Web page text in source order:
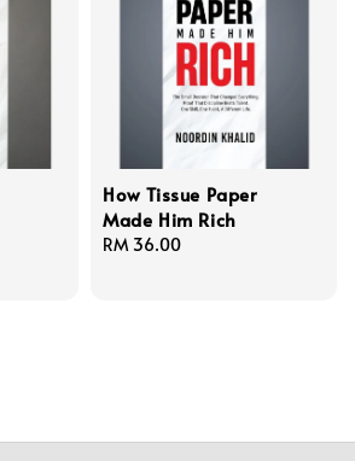
How Tissue Paper
Made Him Rich
Regular
RM 36.00